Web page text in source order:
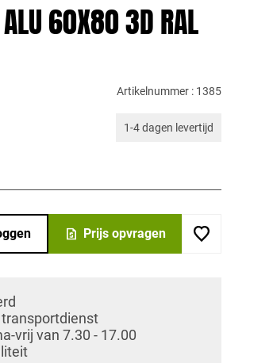
ALU 60X80 3D RAL
Artikelnummer : 1385
1-4 dagen levertijd
request_quote Prijs opvragen
vrij van 7.30 - 17.00